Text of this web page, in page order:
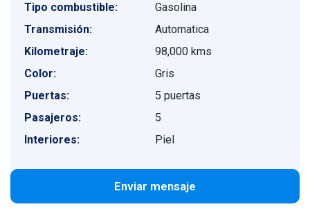
Tipo combustible:
Gasolina
Transmisión:
Automatica
Kilometraje:
98,000 kms
Color:
Gris
Puertas:
5 puertas
Pasajeros:
5
Interiores:
Piel
Enviar mensaje